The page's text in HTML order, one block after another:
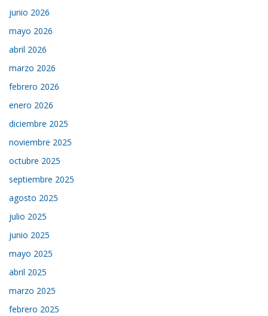
junio 2026
mayo 2026
abril 2026
marzo 2026
febrero 2026
enero 2026
diciembre 2025
noviembre 2025
octubre 2025
septiembre 2025
agosto 2025
julio 2025
junio 2025
mayo 2025
abril 2025
marzo 2025
febrero 2025